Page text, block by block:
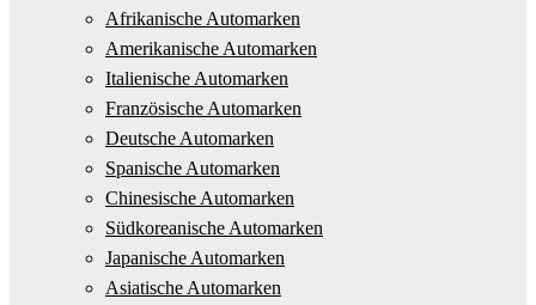
Afrikanische Automarken
Amerikanische Automarken
Italienische Automarken
Französische Automarken
Deutsche Automarken
Spanische Automarken
Chinesische Automarken
Südkoreanische Automarken
Japanische Automarken
Asiatische Automarken